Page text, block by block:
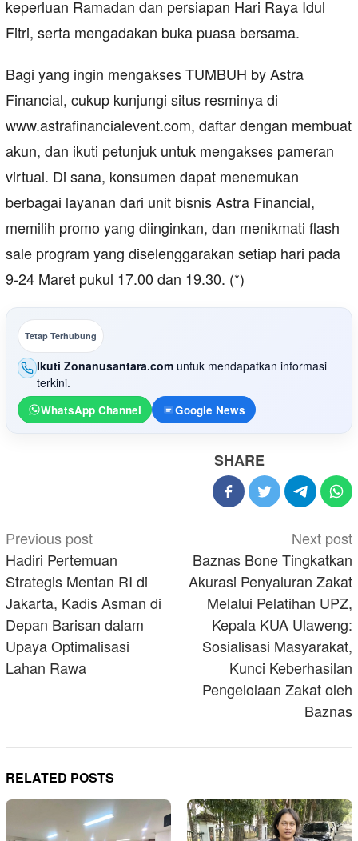
keperluan Ramadan dan persiapan Hari Raya Idul
Fitri, serta mengadakan buka puasa bersama.
Bagi yang ingin mengakses TUMBUH by Astra
Financial, cukup kunjungi situs resminya di
www.astrafinancialevent.com, daftar dengan membuat
akun, dan ikuti petunjuk untuk mengakses pameran
virtual. Di sana, konsumen dapat menemukan
berbagai layanan dari unit bisnis Astra Financial,
memilih promo yang diinginkan, dan menikmati flash
sale program yang diselenggarakan setiap hari pada
9-24 Maret pukul 17.00 dan 19.30. (*)
Tetap Terhubung
Ikuti Zonanusantara.com untuk mendapatkan informasi
terkini.
WhatsApp Channel Google News
SHARE
Post
navigation
Previous post
Hadiri Pertemuan
Strategis Mentan RI di
Jakarta, Kadis Asman di
Depan Barisan dalam
Upaya Optimalisasi
Lahan Rawa
Next post
Baznas Bone Tingkatkan
Akurasi Penyaluran Zakat
Melalui Pelatihan UPZ,
Kepala KUA Ulaweng:
Sosialisasi Masyarakat,
Kunci Keberhasilan
Pengelolaan Zakat oleh
Baznas
RELATED POSTS